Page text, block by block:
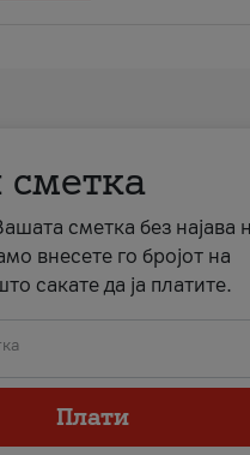
сметка
сметка без најава
внесете го бројот на
сакате да ја платите.
Плати